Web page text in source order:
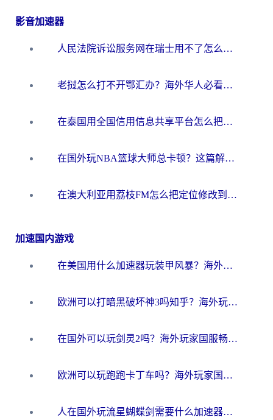
影音加速器
人民法院诉讼服务网在瑞士用不了怎么办？海外华人必备的回国加速指南
老挝怎么打不开鄂汇办？海外华人必看的回国加速全攻略（附欧洲杯小说流畅技巧）
在泰国用全国信用信息共享平台怎么把定位修改到中国国内？海外党解决国内服务访问难题的实用指南
在国外玩NBA篮球大师总卡顿？这篇解决你所有海外看国内内容的烦恼
在澳大利亚用荔枝FM怎么把定位修改到中国国内？海外华人必看的内容访问指南
加速国内游戏
在美国用什么加速器玩装甲风暴？海外玩家亲测有效的国服游戏加速指南
欧洲可以打暗黑破坏神3吗知乎？海外玩家国服游戏加速终极指南
在国外可以玩剑灵2吗？海外玩家国服畅玩终极指南（附永恒之塔明日方舟加速方案）
欧洲可以玩跑跑卡丁车吗？海外玩家国服游戏畅玩终极指南（附QQ炫舞剑网3解决方案）
人在国外玩流星蝴蝶剑需要什么加速器？老玩家亲测的终极解决方案